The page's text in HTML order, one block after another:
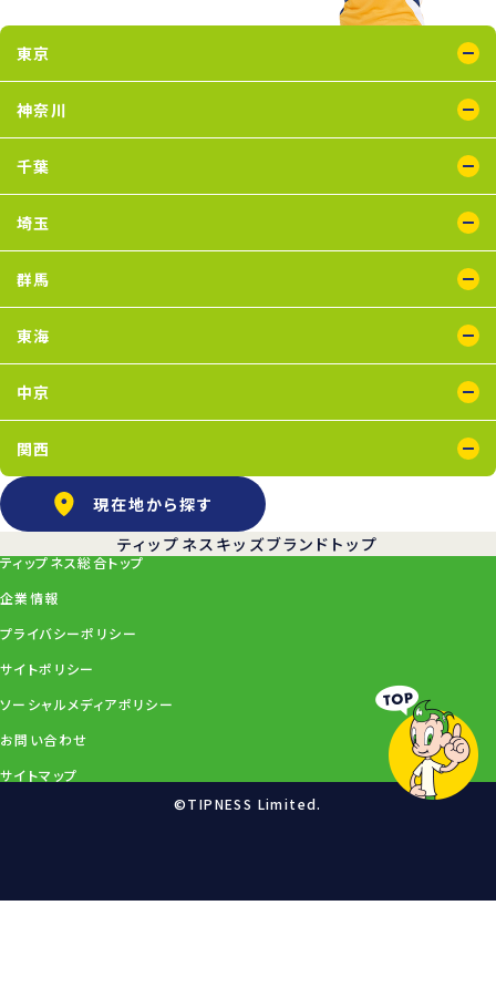
東京
国領店
五反田店
氷川台店
瑞江店
神奈川
千葉
埼玉
群馬
東海
中京
関西
石橋阪大前店
塚口店天王寺店
現在地から探す
ティップネスキッズブランドトップ
ティップネス総合トップ
企業情報
プライバシーポリシー
サイトポリシー
ソーシャルメディアポリシー
お問い合わせ
サイトマップ
©TIPNESS Limited.